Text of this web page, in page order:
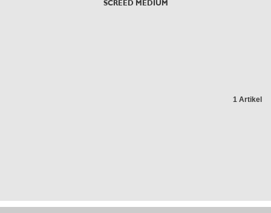
SCREED MEDIUM
1 Artikel